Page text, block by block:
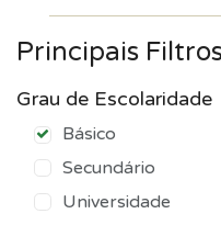
Principais
Grau de Escolaridade
Básico
Secundário
Universidade